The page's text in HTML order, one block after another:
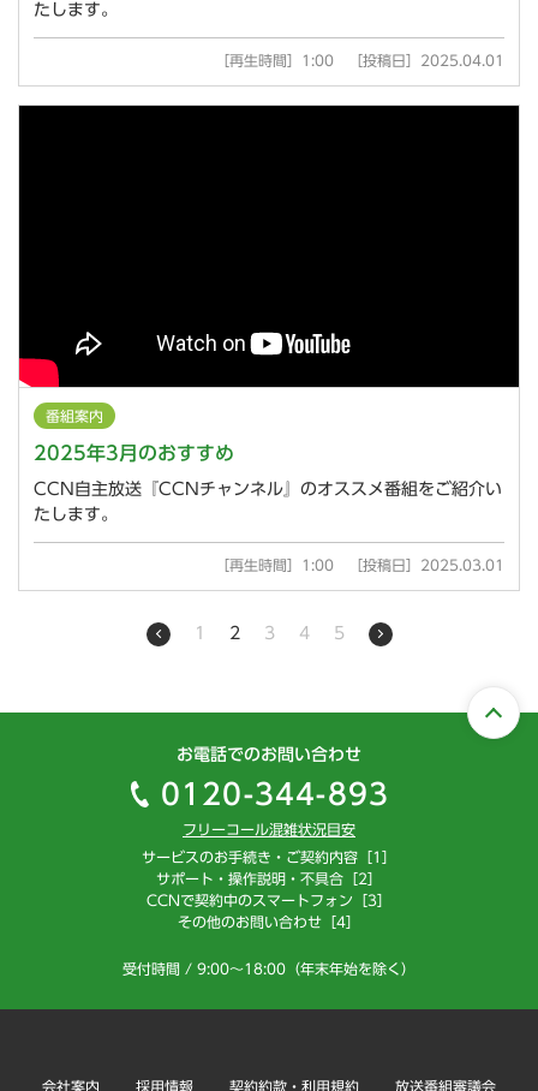
たします。
［再生時間］1:00 ［投稿日］2025.04.01
番組案内
2025年3月のおすすめ
CCN自主放送『CCNチャンネル』のオススメ番組をご紹介い
たします。
［再生時間］1:00 ［投稿日］2025.03.01
1 2 3 4 5
お電話でのお問い合わせ
0120-344-893
フリーコール混雑状況目安
サービスのお手続き・ご契約内容［1］
サポート・操作説明・不具合［2］
CCNで契約中のスマートフォン［3］
その他のお問い合わせ［4］
受付時間 / 9:00～18:00（年末年始を除く）
会社案内 採用情報 契約約款・利用規約 放送番組審議会